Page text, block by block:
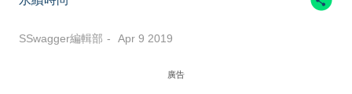
SSwagger編輯部 Apr 9 2019
廣告